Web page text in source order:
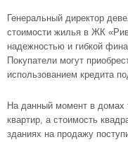
Генеральный директор
стоимости жилья в ЖК
надежностью и гибкой
Покупатели могут
использованием кредита
На данный момент в домах
квартир, а стоимость
зданиях на продажу